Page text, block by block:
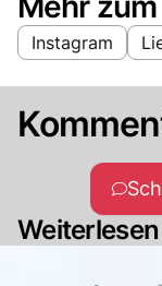
Instagram
Weiterlesen